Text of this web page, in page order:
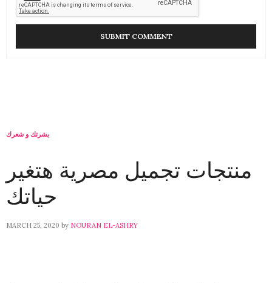
بشرتك و شعرك
منتجات تجميل مصرية هتغير
حياتك
MARCH 25, 2020 by NOURAN EL-ASHRY